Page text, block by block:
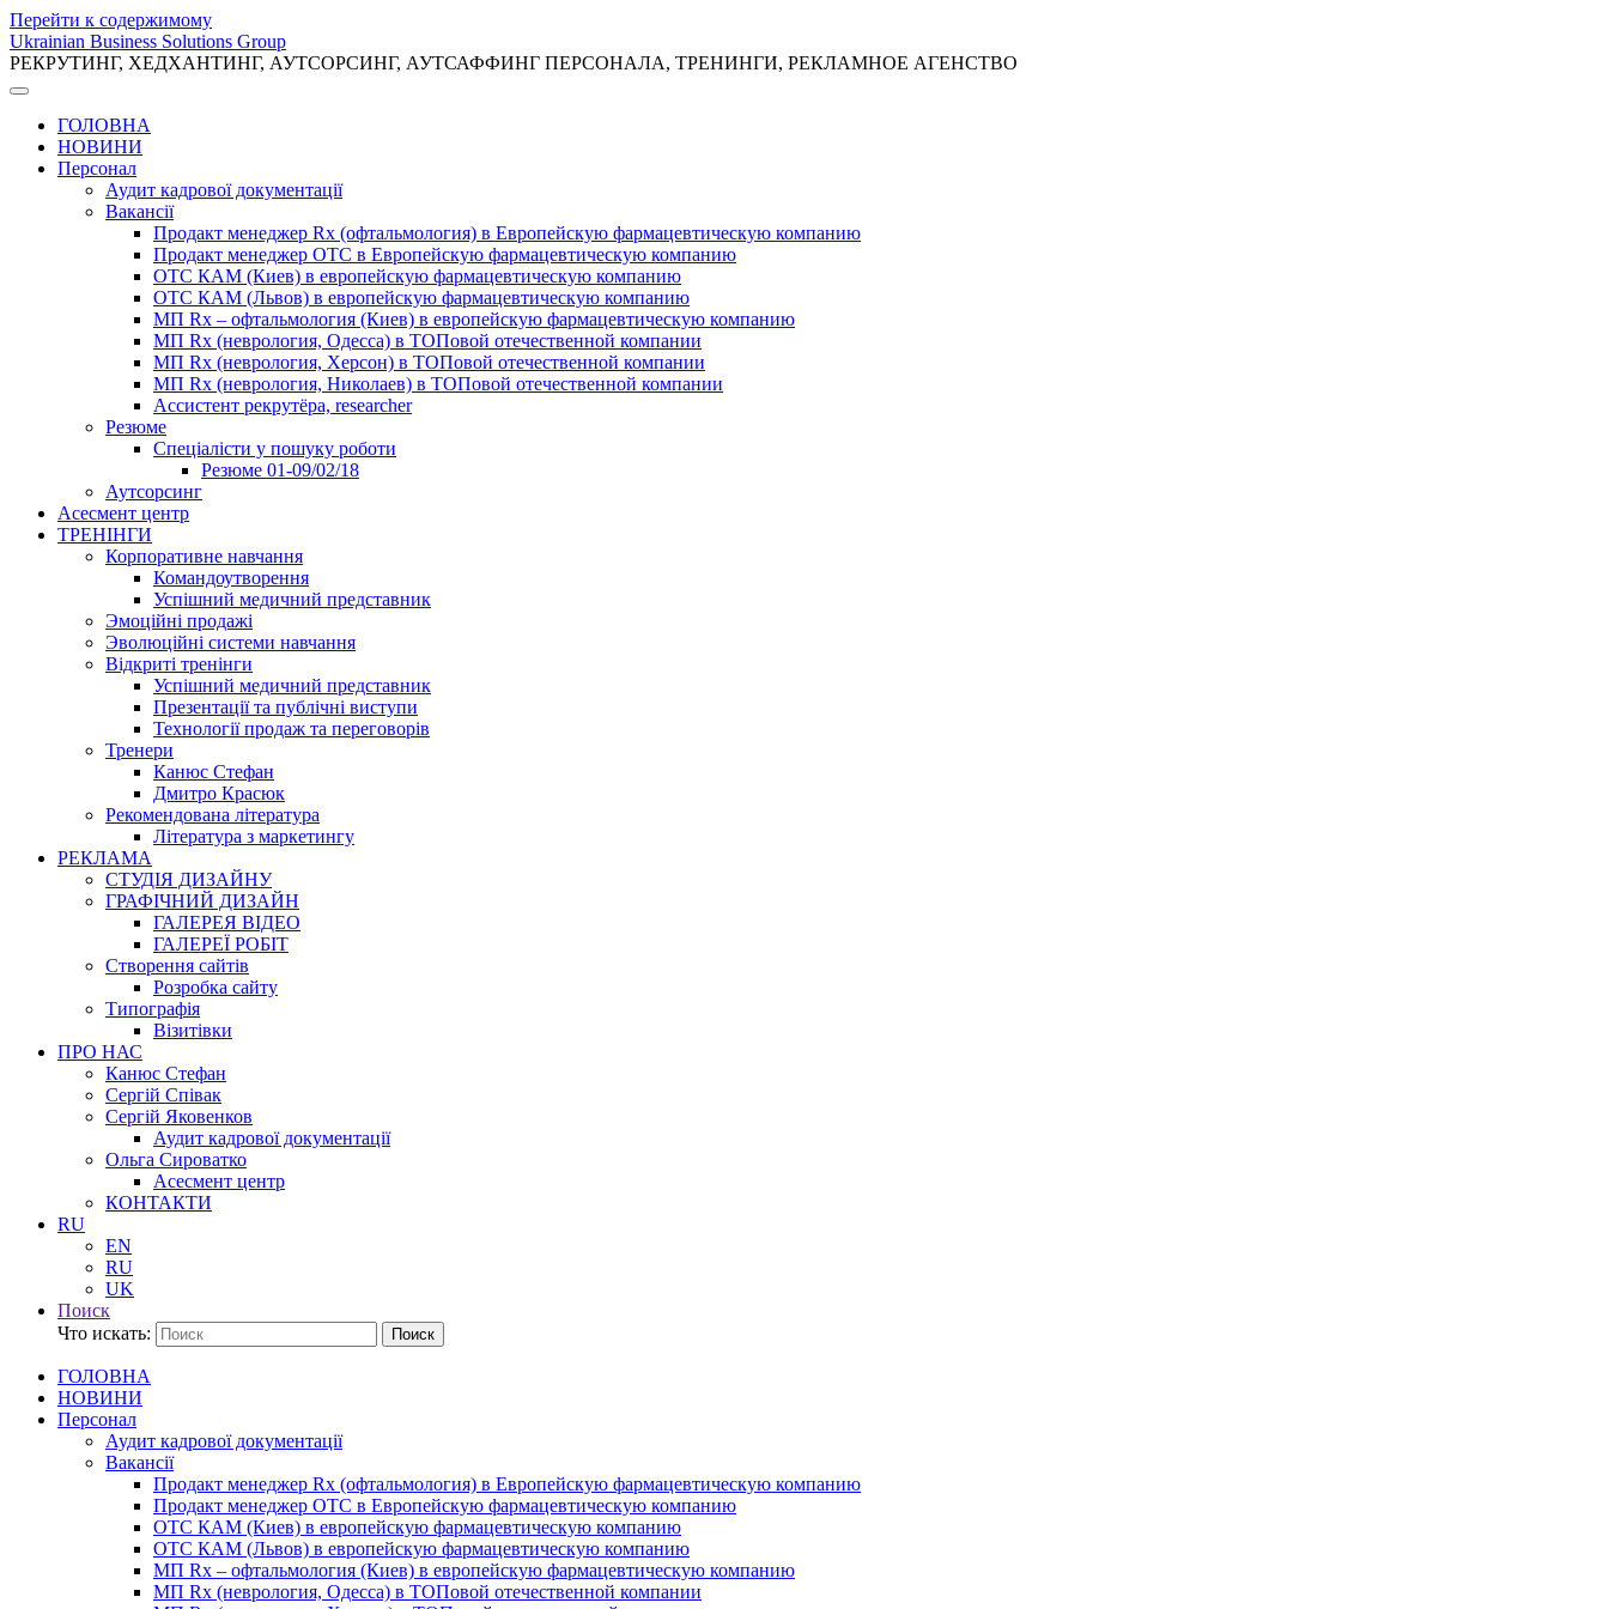
Перейти к содержимому
Ukrainian Business Solutions Group
РЕКРУТИНГ, ХЕДХАНТИНГ, АУТСОРСИНГ, АУТСАФФИНГ ПЕРСОНАЛА, ТРЕНИНГИ, РЕКЛАМНОЕ АГЕНСТВО
ГОЛОВНА
НОВИНИ
Персонал
Аудит кадрової документації
Вакансії
Продакт менеджер Rx (офтальмология) в Европейскую фармацевтическую компанию
Продакт менеджер ОТС в Европейскую фармацевтическую компанию
ОТС КАМ (Киев) в европейскую фармацевтическую компанию
ОТС КАМ (Львов) в европейскую фармацевтическую компанию
МП Rx – офтальмология (Киев) в европейскую фармацевтическую компанию
МП Rx (неврология, Одесса) в ТОПовой отечественной компании
МП Rx (неврология, Херсон) в ТОПовой отечественной компании
МП Rx (неврология, Николаев) в ТОПовой отечественной компании
Ассистент рекрутёра, researcher
Резюме
Cпеціалісти у пошуку роботи
Резюме 01-09/02/18
Аутсорсинг
Асесмент центр
ТРЕНІНГИ
Корпоративне навчання
Командоутворення
Успішний медичний представник
Эмоційні продажі
Эволюційні системи навчання
Відкриті тренінги
Успішний медичний представник
Презентації та публічні виступи
Технології продаж та переговорів
Тренери
Канюс Стефан
Дмитро Красюк
Рекомендована література
Література з маркетингу
РЕКЛАМА
СТУДІЯ ДИЗАЙНУ
ГРАФІЧНИЙ ДИЗАЙН
ГАЛЕРЕЯ ВІДЕО
ГАЛЕРЕЇ РОБІТ
Створення сайтів
Розробка сайту
Типографія
Візитівки
ПРО НАС
Канюс Стефан
Сергій Співак
Сергій Яковенков
Аудит кадрової документації
Ольга Сироватко
Асесмент центр
КОНТАКТИ
RU
EN
RU
UK
Поиск
Что искать:
Поиск
ГОЛОВНА
НОВИНИ
Персонал
Аудит кадрової документації
Вакансії
Продакт менеджер Rx (офтальмология) в Европейскую фармацевтическую компанию
Продакт менеджер ОТС в Европейскую фармацевтическую компанию
ОТС КАМ (Киев) в европейскую фармацевтическую компанию
ОТС КАМ (Львов) в европейскую фармацевтическую компанию
МП Rx – офтальмология (Киев) в европейскую фармацевтическую компанию
МП Rx (неврология, Одесса) в ТОПовой отечественной компании